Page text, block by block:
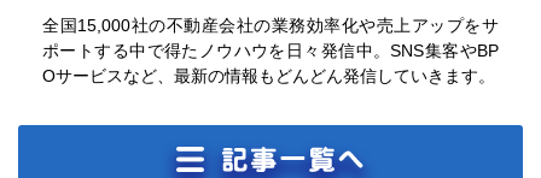
全国15,000社の不動産会社の業務効率化や売上アップをサ
ポートする中で得たノウハウを日々発信中。SNS集客やBP
Oサービスなど、最新の情報もどんどん発信していきます。